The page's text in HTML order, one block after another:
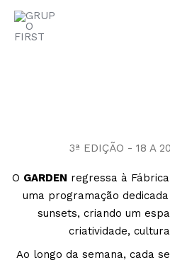
Skip
content
3ª EDIÇÃO - 18 A
O GARDEN regressa à
uma programação
sunsets, criando um
criatividade,
Ao longo da semana, cada